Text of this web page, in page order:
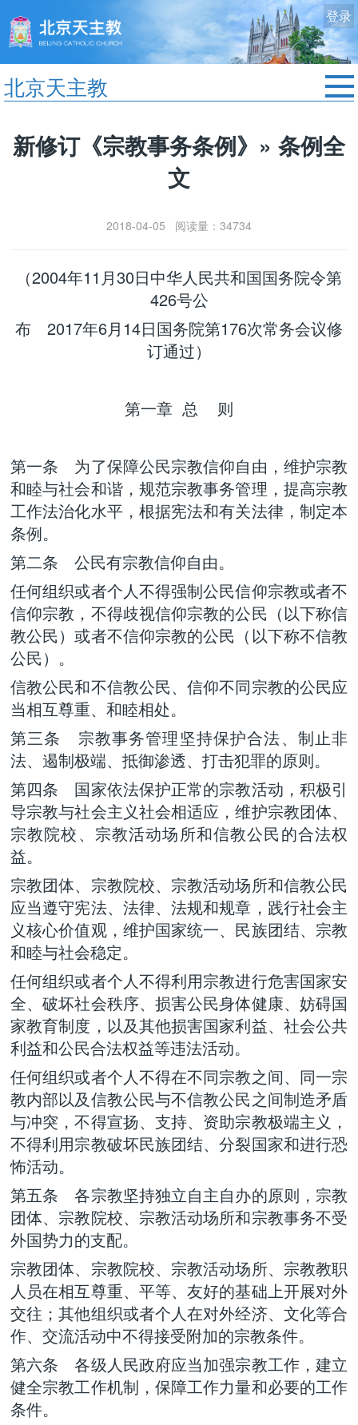
登录
北京天主教
教区动态
政策法规
时事新闻
新修订《宗教事务条例》» 条例全
文
2018-04-05 阅读量：34734
（2004年11月30日中华人民共和国国务院令第
426号公
布 2017年6月14日国务院第176次常务会议修
订通过）
第一章 总 则
第一条 为了保障公民宗教信仰自由，维护宗教
和睦与社会和谐，规范宗教事务管理，提高宗教
工作法治化水平，根据宪法和有关法律，制定本
条例。
第二条 公民有宗教信仰自由。
任何组织或者个人不得强制公民信仰宗教或者不
信仰宗教，不得歧视信仰宗教的公民（以下称信
教公民）或者不信仰宗教的公民（以下称不信教
公民）。
信教公民和不信教公民、信仰不同宗教的公民应
当相互尊重、和睦相处。
第三条 宗教事务管理坚持保护合法、制止非
法、遏制极端、抵御渗透、打击犯罪的原则。
第四条 国家依法保护正常的宗教活动，积极引
导宗教与社会主义社会相适应，维护宗教团体、
宗教院校、宗教活动场所和信教公民的合法权
益。
宗教团体、宗教院校、宗教活动场所和信教公民
应当遵守宪法、法律、法规和规章，践行社会主
义核心价值观，维护国家统一、民族团结、宗教
和睦与社会稳定。
任何组织或者个人不得利用宗教进行危害国家安
全、破坏社会秩序、损害公民身体健康、妨碍国
家教育制度，以及其他损害国家利益、社会公共
利益和公民合法权益等违法活动。
任何组织或者个人不得在不同宗教之间、同一宗
教内部以及信教公民与不信教公民之间制造矛盾
与冲突，不得宣扬、支持、资助宗教极端主义，
不得利用宗教破坏民族团结、分裂国家和进行恐
怖活动。
第五条 各宗教坚持独立自主自办的原则，宗教
团体、宗教院校、宗教活动场所和宗教事务不受
外国势力的支配。
宗教团体、宗教院校、宗教活动场所、宗教教职
人员在相互尊重、平等、友好的基础上开展对外
交往；其他组织或者个人在对外经济、文化等合
作、交流活动中不得接受附加的宗教条件。
第六条 各级人民政府应当加强宗教工作，建立
健全宗教工作机制，保障工作力量和必要的工作
条件。